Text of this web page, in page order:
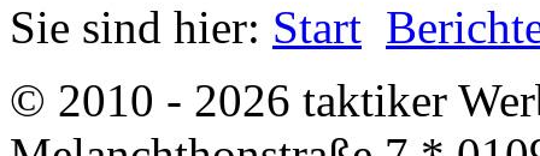
Sie sind hier: Start
© 2010 - 2026 taktiker